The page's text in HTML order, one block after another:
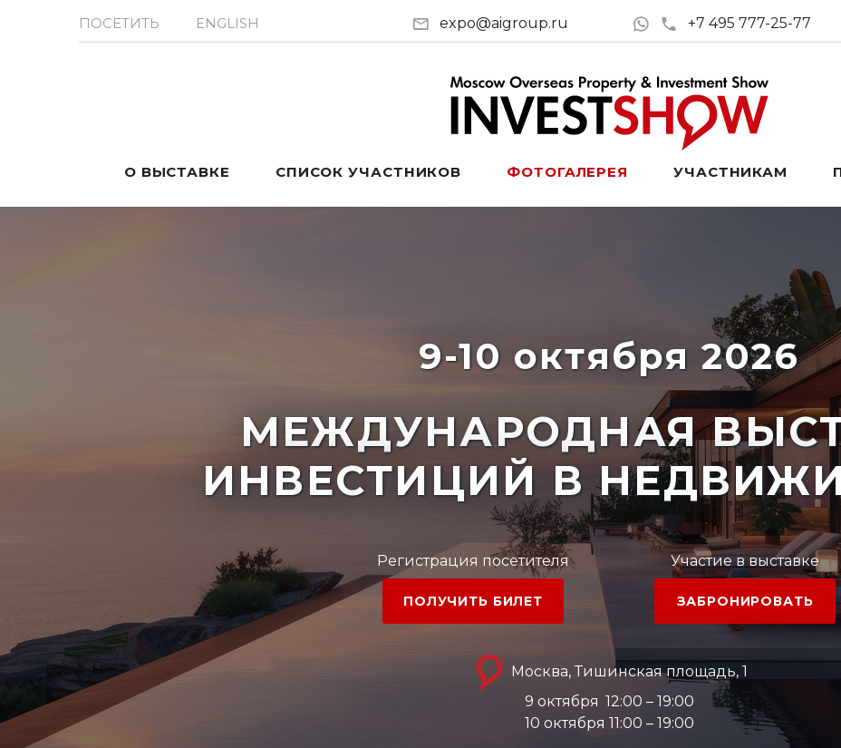
ПОСЕТИТЬ ENGLISH expo@aigroup.ru +7 495 777-25-77
О ВЫСТАВКЕ СПИСОК УЧАСТНИКОВ ФОТОГАЛЕРЕЯ УЧАСТНИКАМ
9-10 октября 2026
МЕЖДУНАРОДНАЯ
ИНВЕСТИЦИЙ В
Регистрация посетителя
ПОЛУЧИТЬ БИЛЕТ
Участие в выставке
ЗАБРОНИРОВАТЬ
Москва, Тишинская площадь, 1
9 октября 12:00 – 19:00
10 октября 11:00 – 19:00